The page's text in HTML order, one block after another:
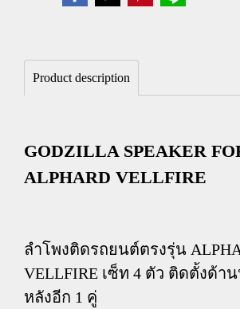
Product description
GODZILLA SPEAKER
ALPHARD VELLFIRE
ลำโพงติดรถยนต์ตรงรุ่น
VELLFIRE เซ็ท 4 ตัว ติดตั้งด้า
หลังอีก 1 คู่